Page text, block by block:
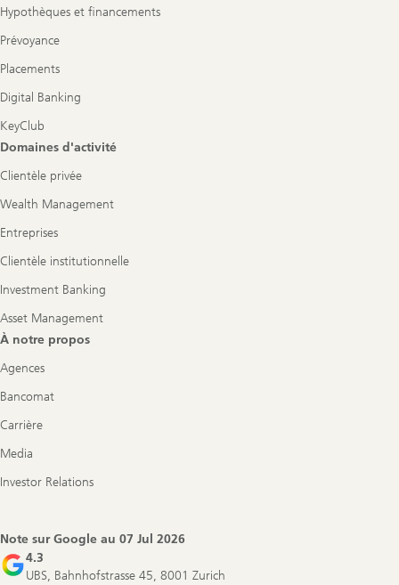
Hypothèques et financements
Prévoyance
Placements
Digital Banking
KeyClub
Domaines d'activité
Clientèle privée
Wealth Management
Entreprises
Clientèle institutionnelle
Investment Banking
Asset Management
À notre propos
Agences
Bancomat
Carrière
Media
Investor Relations
Note sur Google au 07 Jul 2026
4.3
UBS, Bahnhofstrasse 45, 8001 Zurich